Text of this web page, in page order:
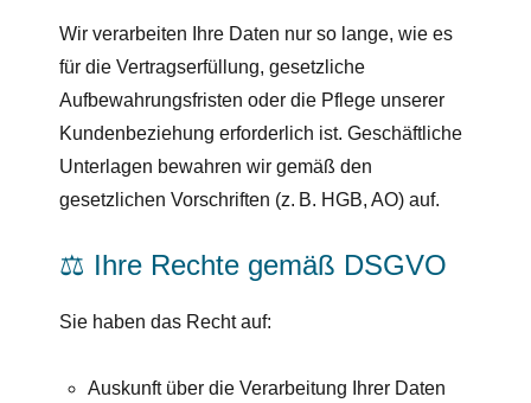
Wir verarbeiten Ihre Daten nur so lange, wie es
für die Vertragserfüllung, gesetzliche
Aufbewahrungsfristen oder die Pflege unserer
Kundenbeziehung erforderlich ist. Geschäftliche
Unterlagen bewahren wir gemäß den
gesetzlichen Vorschriften (z. B. HGB, AO) auf.
⚖️ Ihre Rechte gemäß DSGVO
Sie haben das Recht auf:
Auskunft über die Verarbeitung Ihrer Daten